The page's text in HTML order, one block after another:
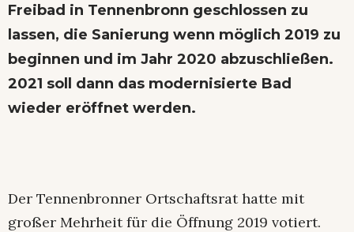
Freibad in Tennenbronn geschlossen zu
lassen, die Sanierung wenn möglich 2019 zu
beginnen und im Jahr 2020 abzuschließen.
2021 soll dann das modernisierte Bad
wieder eröffnet werden.
Der Tennenbronner Ortschaftsrat hatte mit
großer Mehrheit für die Öffnung 2019 votiert.